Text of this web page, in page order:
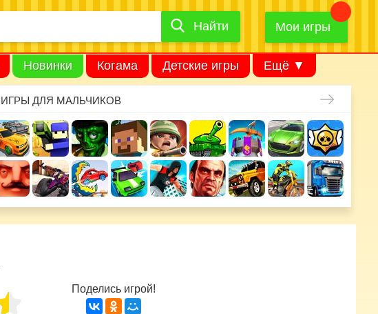
Найти
Найти Мои игры
Новинки Когама Детские игры Ещё ▼
ИГРЫ ДЛЯ МАЛЬЧИКОВ
Поделись игрой!